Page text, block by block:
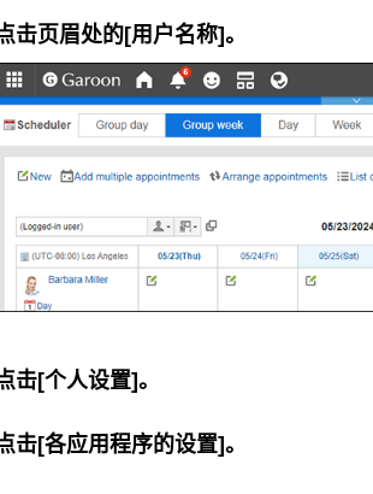
击页眉处的[用户名称]。
击[个人设置]。
击[各应用程序的设置]。